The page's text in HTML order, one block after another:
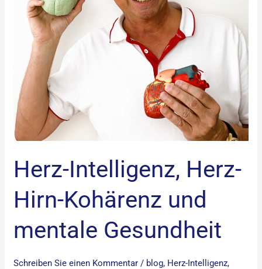
Herz-Intelligenz, Herz-
Hirn-Kohärenz und
mentale Gesundheit
Schreiben Sie einen Kommentar / blog, Herz-Intelligenz,
mentale
Gesundheit